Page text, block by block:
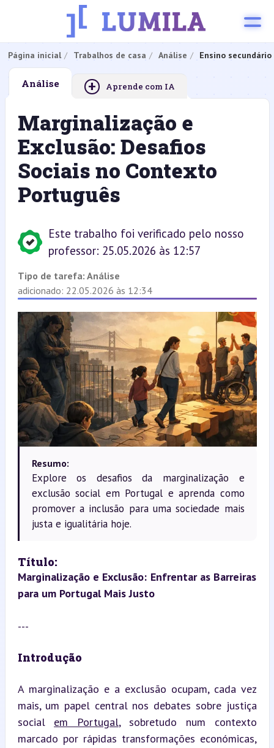
Página inicial Trabalhos de casa Análise Ensino secundário
Análise + Aprende com IA
Marginalização e
Exclusão: Desafios
Sociais no Contexto
Português
Este trabalho foi verificado pelo nosso
professor: 25.05.2026 às 12:57
Tipo de tarefa: Análise
adicionado: 22.05.2026 às 12:34
Resumo:
Explore os desafios da marginalização e
exclusão social em Portugal e aprenda como
promover a inclusão para uma sociedade mais
justa e igualitária hoje.
Título:
Marginalização e Exclusão: Enfrentar as Barreiras
para um Portugal Mais Justo
---
Introdução
A marginalização e a exclusão ocupam, cada vez
mais, um papel central nos debates sobre justiça
social em Portugal, sobretudo num contexto
marcado por rápidas transformações económicas,